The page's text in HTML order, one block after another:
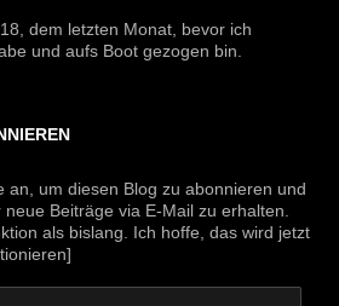
dem letzten Monat, bevor ich
und aufs Boot gezogen bin.
an, um diesen Blog zu abonnieren und
Beiträge via E-Mail zu erhalten.
als bislang. Ich hoffe, das wird jetzt